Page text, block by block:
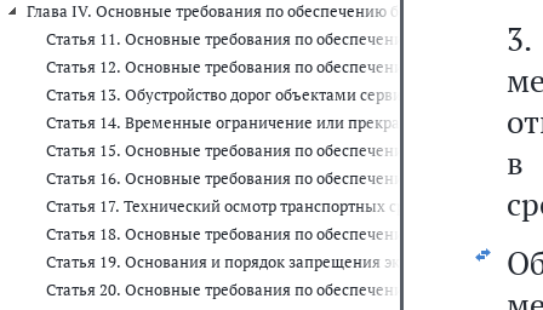
Глава IV. Основные требования по обеспечению безопасности
Статья 11. Основные требования по обеспечению безопасности
Статья 12. Основные требования по обеспечению безопасности
Статья 13. Обустройство дорог объектами сервиса
Статья 14. Временные ограничение или прекращение движения
Статья 15. Основные требования по обеспечению безопасности
Статья 16. Основные требования по обеспечению безопасности
Статья 17. Технический осмотр транспортных средств
Статья 18. Основные требования по обеспечению безопасности
Статья 19. Основания и порядок запрещения эксплуатации
Статья 20. Основные требования по обеспечению безопасности
в